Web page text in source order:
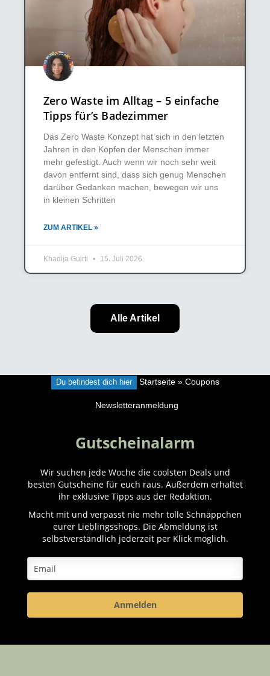
Zero Waste im Alltag – 5 einfache
Tipps für’s Badezimmer
Das Zero Waste Konzept hat sich in den letzten
Jahren in den Köpfen der Menschen immer
mehr gefestigt. Auch wenn wir noch sehr weit
davon entfernt sind, dass sich genug Menschen
darüber Gedanken machen, bewegen wir uns
in kleinen Schritten
ZUM ARTIKEL »
Khadija Guirti 15. Juli 2026
Alle Artikel
Du befindest dich hier Startseite» Coupons
Newsletteranmeldung
Gutscheinalarm
Wir suchen jede Woche die coolsten Deals und
besten Gutscheine für euch raus. Außerdem erhaltet
ihr exklusive Tipps aus der Redaktion.
Macht mit und verpasst nie mehr tolle Schnäppchen
eurer Lieblingsshops. Die Abmeldung ist
selbstverständlich jederzeit per Klick möglich.
Anmelden